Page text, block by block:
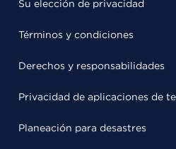
Su elección de privacidad
Términos y condiciones
Derechos y responsabilidades
Privacidad de aplicaciones de
Planeación para desastres